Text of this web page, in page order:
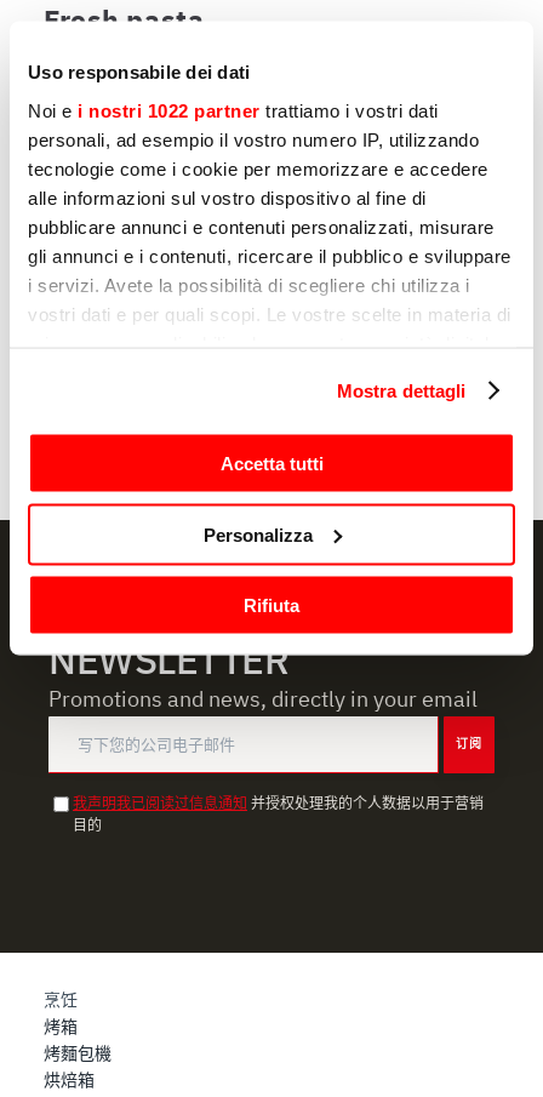
Uso responsabile dei dati
Noi e i nostri 1022 partner trattiamo i vostri dati
personali, ad esempio il vostro numero IP, utilizzando
tecnologie come i cookie per memorizzare e accedere
alle informazioni sul vostro dispositivo al fine di
pubblicare annunci e contenuti personalizzati, misurare
gli annunci e i contenuti, ricercare il pubblico e sviluppare
i servizi. Avete la possibilità di scegliere chi utilizza i
vostri dati e per quali scopi. Le vostre scelte in materia di
modificare o revocare il proprio consenso in qualsiasi
momento dalla Dichiarazione sui cookie o facendo clic
sull'icona di attivazione della privacy.
raccogliere informazioni sulla tua posizione
geografica, con un'approssimazione di qualche
Identificare il tuo dispositivo, scansionandolo
attivamente alla ricerca di caratteristiche specifiche
(impronte digitali).
e imposta le tue preferenze nella
dalla Dichiarazione sui cookie.
inoltre informazioni sul modo in cui l’utente utilizza il
nostro sito con i nostri partner che si occupano di analisi
dei dati web, pubblicità e social media, i quali potrebbero
combinarle con altre informazioni che ha fornito loro o
Mostra dettagli
Accetta tutti
Personalizza
Rifiuta
Fresh pasta
您可能感兴趣的其他产品
NEWSLETTER
Promotions and news, directly in your email
订阅
我声明我已阅读过信息通知 并授权处理我的个人数据以用于营销
目的
烹饪
烤箱
烤麵包機
烘焙箱